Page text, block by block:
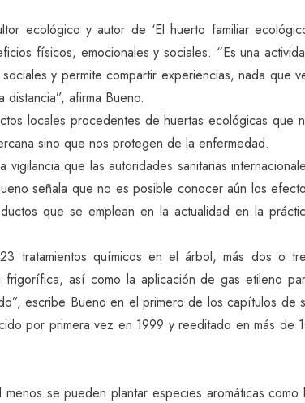
ecológico y autor de ‘El huerto familiar
físicos, emocionales y sociales. “Es una
y permite compartir experiencias, nada que
afirma Bueno.
locales procedentes de huertas ecológicas que
sino que nos protegen de la enfermedad.
que las autoridades sanitarias
señala que no es posible conocer aún los
que se emplean en la actualidad en la
tratamientos químicos en el árbol, más dos o
así como la aplicación de gas etileno
escribe Bueno en el primero de los capítulos de
por primera vez en 1999 y reeditado en más de
se pueden plantar especies aromáticas como